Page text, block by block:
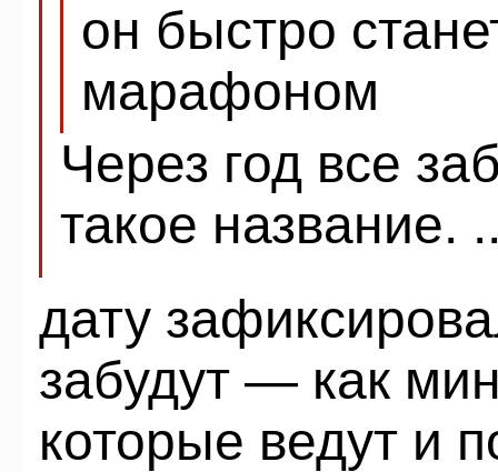
он быстро
марафоном
Через год все
такое название.
дату
забудут — как
которые ведут и